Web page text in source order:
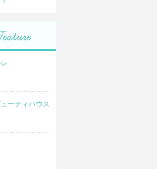
ーティハウス